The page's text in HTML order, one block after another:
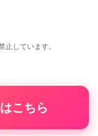
しています。
こちら